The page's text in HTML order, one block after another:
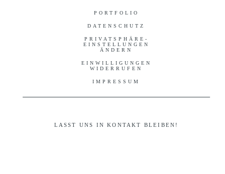
PORTFOLIO
DATENSCHUTZ
PRIVATSPHÄRE-
EINSTELLUNGEN
ÄNDERN
EINWILLIGUNGEN
WIDERRUFEN
IMPRESSUM
LASST UNS IN KONTAKT BLEIBEN!